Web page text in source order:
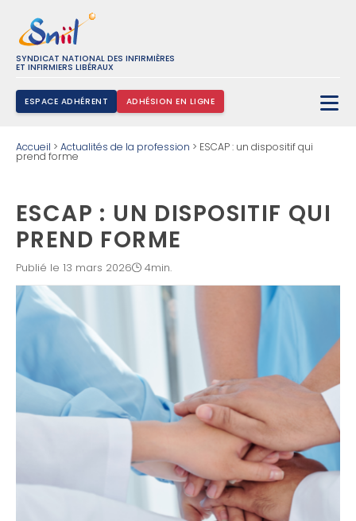
SYNDICAT NATIONAL DES INFIRMIÈRES
ET INFIRMIERS LIBÉRAUX
ESPACE ADHÉRENT ADHÉSION EN LIGNE
Accueil > Actualités de la profession > ESCAP : un dispositif qui
prend forme
ESCAP : UN DISPOSITIF QUI
PREND FORME
Publié le 13 mars 2026 4min.